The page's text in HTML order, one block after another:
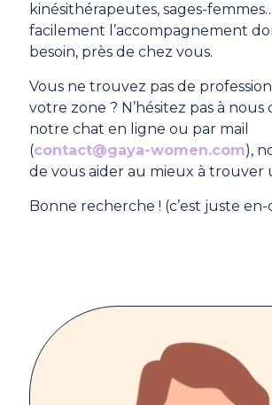
kinésithérapeutes, sages-
facilement l’accompagnement
besoin, près de chez vous.
Vous ne trouvez pas de
votre zone ? N’hésitez pas à
notre chat en ligne ou par mail
(contact@gaya-women.com),
de vous aider au mieux à trouver
Bonne recherche ! (c’est juste en-